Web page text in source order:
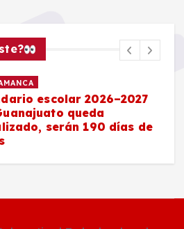
escolar 2026–2027
queda
serán 190 días de